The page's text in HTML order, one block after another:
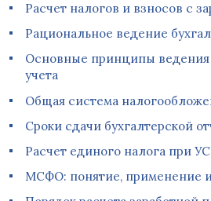
Расчет налогов и взносов с
Рациональное ведение
Основные принципы ведения
учета
Общая система
Сроки сдачи бухгалтерской
Расчет единого налога при
МСФО: понятие, применение